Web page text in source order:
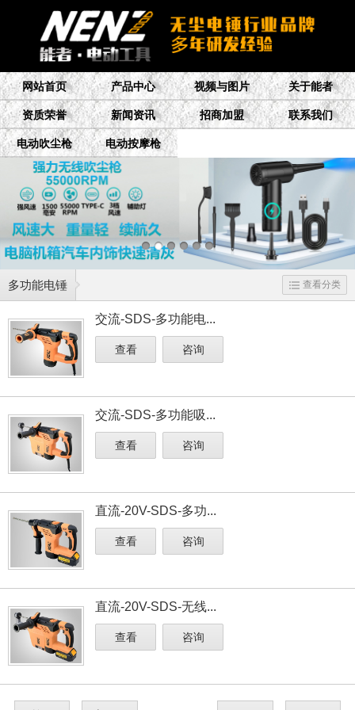
网站首页 产品中心 视频与图片 关于能者
资质荣誉 新闻资讯 招商加盟 联系我们
电动吹尘枪 电动按摩枪
多功能电锤 查看分类
交流-SDS-多功能电...
查看 咨询
交流-SDS-多功能吸...
查看 咨询
直流-20V-SDS-多功...
查看 咨询
直流-20V-SDS-无线...
查看 咨询